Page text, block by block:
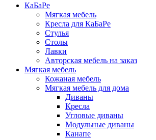
КаБаРе
Мягкая мебель
Кресла для КаБаРе
Стулья
Столы
Лавки
Авторская мебель на заказ
Мягкая мебель
Кожаная мебель
Мягкая мебель для дома
Диваны
Кресла
Угловые диваны
Модульные диваны
Канапе